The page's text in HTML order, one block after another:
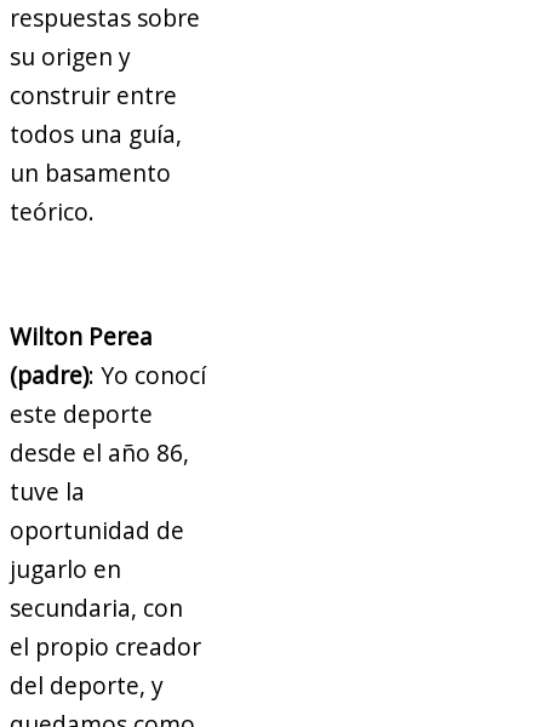
respuestas sobre
su origen y
construir entre
todos una guía,
un basamento
teórico.
Wilton Perea
(padre): Yo conocí
este deporte
desde el año 86,
tuve la
oportunidad de
jugarlo en
secundaria, con
el propio creador
del deporte, y